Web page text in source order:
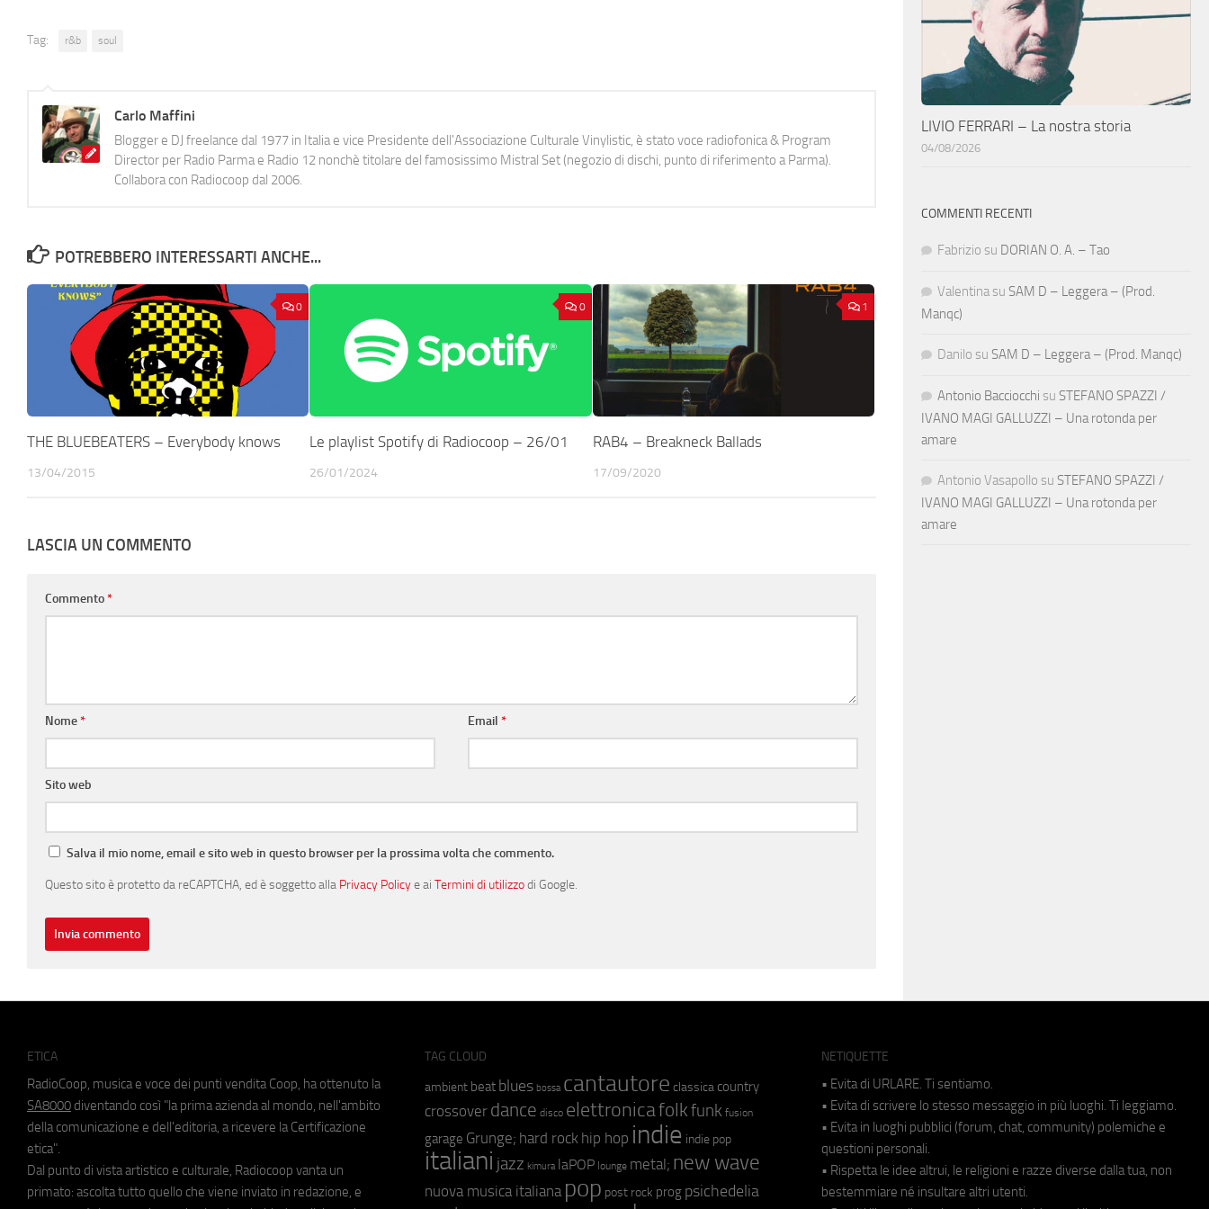
Tag: r&b soul
Carlo Maffini
Blogger e DJ freelance dal 1977 in Italia e vice Presidente dell'Associazione Culturale Vinylistic, è stato voce radiofonica & Program
Director per Radio Parma e Radio 12 nonchè titolare del famosissimo Mistral Set (negozio di dischi, punto di riferimento a Parma).
Collabora con Radiocoop dal 2006.
POTREBBERO INTERESSARTI ANCHE...
0
THE BLUEBEATERS – Everybody knows
13/04/2015
0
Le playlist Spotify di Radiocoop – 26/01
26/01/2024
1
RAB4 – Breakneck Ballads
17/09/2020
LASCIA UN COMMENTO
Commento*
Nome* Email*
Sito web
Salva il mio nome, email e sito web in questo browser per la prossima volta che commento.
Questo sito è protetto da reCAPTCHA, ed è soggetto alla Privacy Policye ai Termini di utilizzodi Google.
LIVIO FERRARI – La nostra storia
04/08/2026
COMMENTI RECENTI
Fabrizio su DORIAN O. A. – Tao
Valentina su SAM D – Leggera – (Prod.
Manqc)
Danilo su SAM D – Leggera – (Prod. Manqc)
Antonio Bacciocchi su STEFANO SPAZZI /
IVANO MAGI GALLUZZI – Una rotonda per
amare
Antonio Vasapollo su STEFANO SPAZZI /
IVANO MAGI GALLUZZI – Una rotonda per
amare
ETICA
RadioCoop, musica e voce dei punti vendita Coop, ha ottenuto la
SA8000 diventando così "la prima azienda al mondo, nell'ambito
della comunicazione e dell'editoria, a ricevere la Certificazione
etica".
Dal punto di vista artistico e culturale, Radiocoop vanta un
primato: ascolta tutto quello che viene inviato in redazione, e
TAG CLOUD
ambient beat blues bossa cantautore classica country
crossover dance disco elettronicafolkfunk fusion
garage Grunge; hard rock hip hop indie indie pop
italiani jazz kimura laPOP lounge metal; new wave
nuova musica italiana pop post rock prog psichedelia
NETIQUETTE
• Evita di URLARE. Ti sentiamo.
• Evita di scrivere lo stesso messaggio in più luoghi. Ti leggiamo.
• Evita in luoghi pubblici (forum, chat, community) polemiche e
questioni personali.
• Rispetta le idee altrui, le religioni e razze diverse dalla tua, non
bestemmiare né insultare altri utenti.